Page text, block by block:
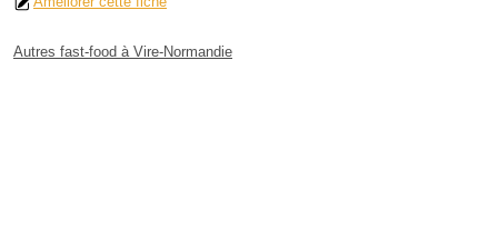
Autres fast-food à Vire-Normandie